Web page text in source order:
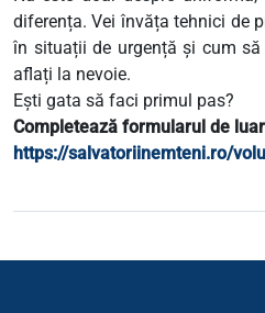
diferența. Vei învăța tehnici de
în situații de urgență și cum
aflați la nevoie.
​Ești gata să faci primul pas?
Completează formularul de
https://salvatoriinemteni.ro/